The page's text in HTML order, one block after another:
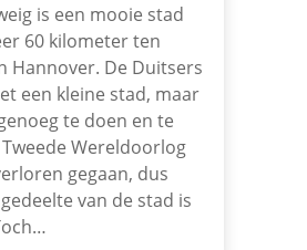
is een mooie stad
60 kilometer ten
Hannover. De Duitsers
een kleine stad, maar
te doen en te
Wereldoorlog
gegaan, dus
van de stad is